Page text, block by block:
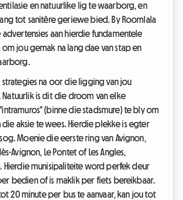
en natuurlike lig te waarborg, en
tot sanitêre geriewe bied. By Roomlala
aan hierdie fundamentele
jou gemak na lang dae van stap en
strategies na oor die ligging van jou
is dit die droom van elke
(binne die stadsmure) te bly om
die aksie te wees. Hierdie plekke is egter
Moenie die eerste ring van Avignon,
Avignon, Le Pontet of Les Angles,
Hierdie munisipaliteite word perfek deur
bedien of is maklik per fiets bereikbaar.
20 minute per bus te aanvaar, kan jou tot